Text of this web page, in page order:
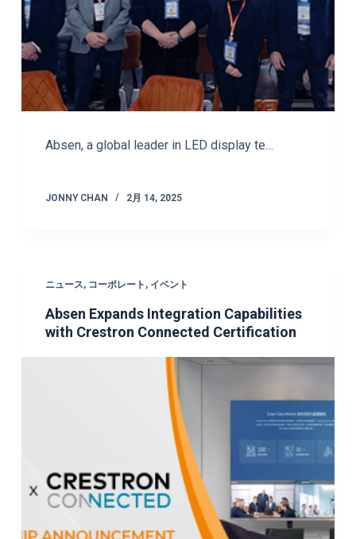
Absen, a global leader in LED display te…
JONNY CHAN 2月 14, 2025
ニュース, コーポレート , イベント
Absen Expands Integration Capabilities
with Crestron Connected Certification